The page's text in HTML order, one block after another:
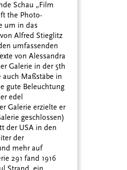
Schau „Film
the Photo-
um in das
Alfred Stieglitz
umfassenden
von Alessandra
Galerie in der 5th
auch Maßstäbe in
gute Beleuchtung
edel
Galerie erzielte er
geschlossen)
der USA in den
der
mehr auf
291 fand 1916